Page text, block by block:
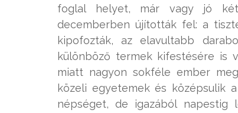
foglal helyet, már vagy jó
decemberben újították fel: a
kipofozták, az elavultabb
különböző termek kifestésére is
miatt nagyon sokféle ember
közeli egyetemek és középsulik
népséget, de igazából napestig